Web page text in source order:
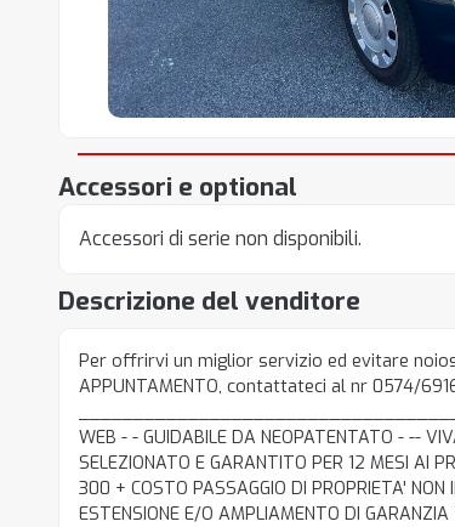
Descrizione del venditore
Per offrirvi un miglior servizio ed evitare
APPUNTAMENTO, contattateci al nr 0574/
WEB - - GUIDABILE DA NEOPATENTATO - --
SELEZIONATO E GARANTITO PER 12 MESI AI
300 + COSTO PASSAGGIO DI PROPRIETA' NON
ESTENSIONE E/O AMPLIAMENTO DI
Accessori e optional
Accessori di serie non disponibili.